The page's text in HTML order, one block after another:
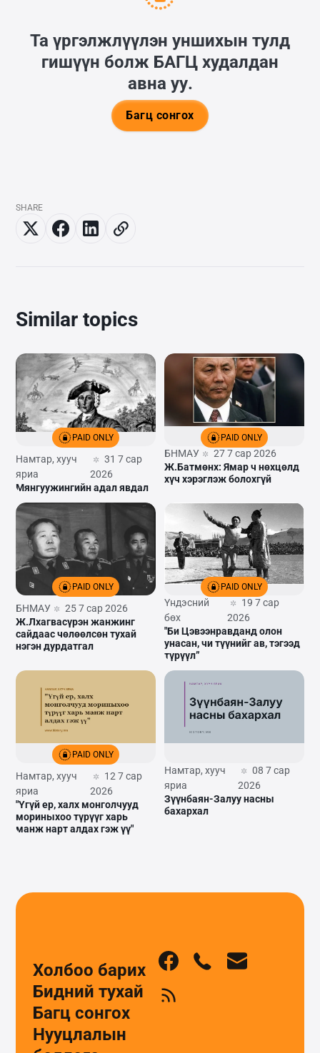
Та үргэлжлүүлэн уншихын тулд
гишүүн болж БАГЦ худалдан
авна уу.
Багц сонгох
SHARE
Similar topics
PAID ONLY
Намтар, хууч
яриа
31 7 сар
2026
Мянгуужингийн адал явдал
PAID ONLY
БНМАУ
27 7 сар 2026
Ж.Батмөнх: Ямар ч нөхцөлд
хүч хэрэглэж болохгүй
PAID ONLY
БНМАУ
25 7 сар 2026
Ж.Лхагвасүрэн жанжинг
сайдаас чөлөөлсөн тухай
нэгэн дурдатгал
PAID ONLY
Үндэсний
бөх
19 7 сар
2026
"Би Цэвээнравданд олон
унасан, чи түүнийг ав, тэгээд
түрүүл”
PAID ONLY
Намтар, хууч
яриа
12 7 сар
2026
"Үгүй ер, халх монголчууд
мориныхоо түрүүг харь
манж нарт алдах гэж үү"
Намтар, хууч
яриа
08 7 сар
2026
Зүүнбаян-Залуу насны
бахархал
Холбоо барих
Бидний тухай
Багц сонгох
Нууцлалын